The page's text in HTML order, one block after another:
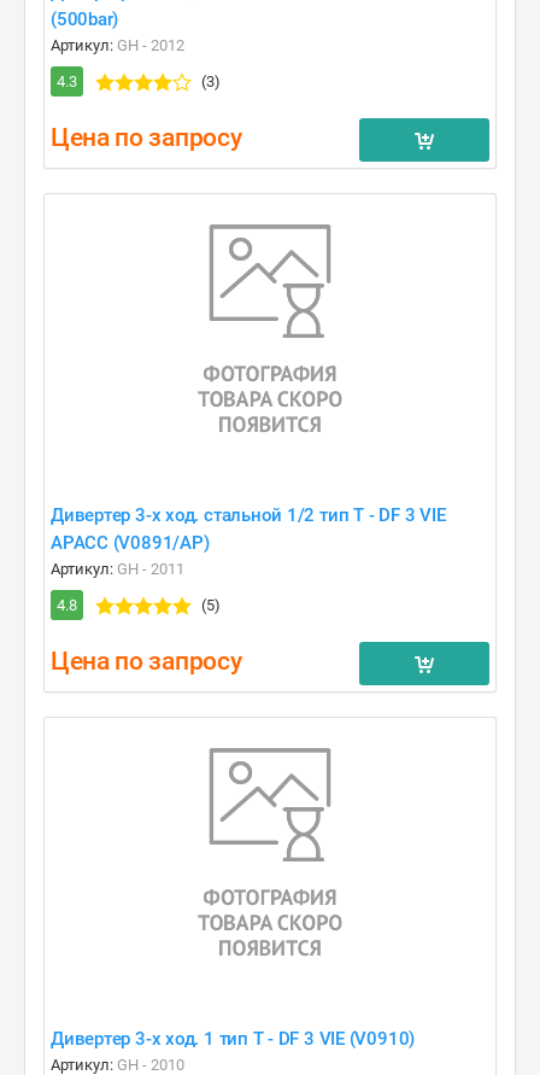
(500bar)
Артикул: GH - 2012
4.3
(3)
Цена по запросу
Дивертер 3-х ход. стальной 1/2 тип T - DF 3 VIE
APACC (V0891/AP)
Артикул: GH - 2011
4.8
(5)
Цена по запросу
Дивертер 3-х ход. 1 тип T - DF 3 VIE (V0910)
Артикул: GH - 2010